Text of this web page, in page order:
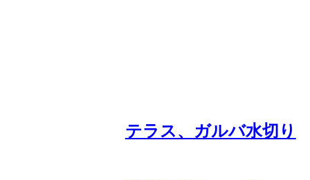
テラス、ガルバ水切り